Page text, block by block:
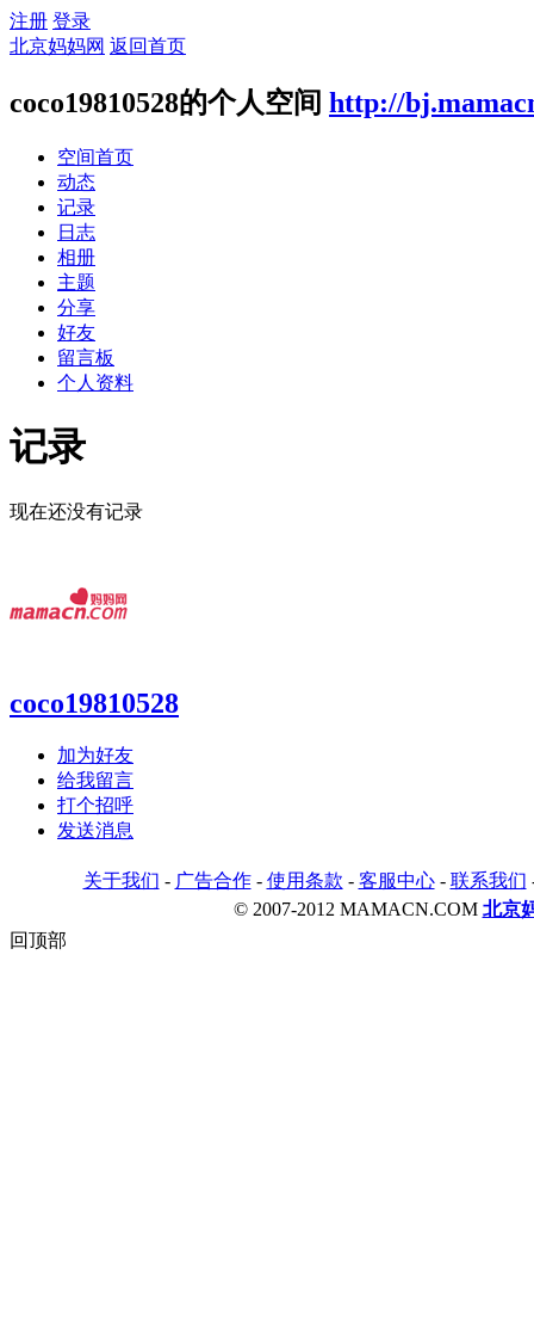
注册 登录
北京妈妈网 返回首页
coco19810528的个人空间 http://
空间首页
动态
记录
日志
相册
主题
分享
好友
留言板
个人资料
记录
现在还没有记录
coco19810528
加为好友
给我留言
打个招呼
发送消息
关于我们 - 广告合作- 使用条款 - 客服中心- 联系我们
© 2007-2012 MAMACN.COM 北京
回顶部